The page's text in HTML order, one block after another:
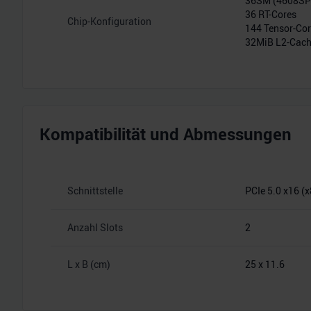
Chip-Konfiguration
36 RT-Cores
144 Tensor-
32MiB L2-
Kompatibilität und Abmessungen
Schnittstelle PCIe 5.0 x16
Anzahl Slots 2
L x B (cm) 25 x 11.6